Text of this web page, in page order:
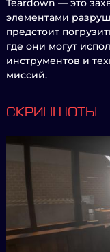
Teardown — это
элементами
предстоит
где они могут
инструментов и
миссий.
СКРИНШОТЫ